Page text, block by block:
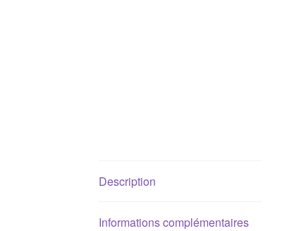
Description
Informations complémentaires